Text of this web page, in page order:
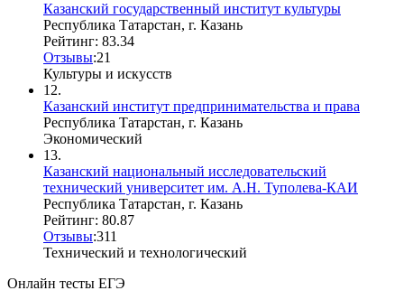
Казанский государственный институт культуры
Республика Татарстан, г. Казань
Рейтинг: 83.34
Отзывы:21
Культуры и искусств
12.
Казанский институт предпринимательства и права
Республика Татарстан, г. Казань
Экономический
13.
Казанский национальный исследовательский
технический университет им. А.Н. Туполева-КАИ
Республика Татарстан, г. Казань
Рейтинг: 80.87
Отзывы:311
Технический и технологический
Онлайн тесты ЕГЭ